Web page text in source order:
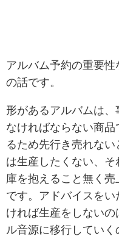
アルバム予約の重要
の話です。
形があるアルバムは、
なければならない商
るため先行き売れない
は生産したくない、
庫を抱えること無く
です。アドバイスを
ければ生産をしない
ル音源に移行してい